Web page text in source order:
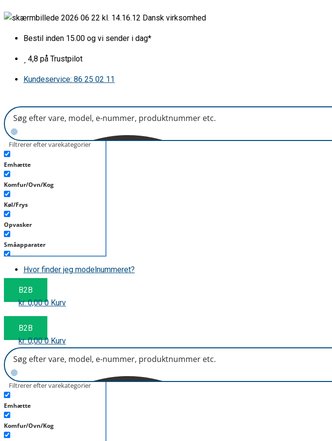
til
Dansk virksomhed
Bestil inden 15.00 og vi sender i dag*
4,8 på Trustpilot
Kundeservice: 86 25 02 11
Filtrerer efter varekategorier
Emhætte
Komfur/Ovn/Kog
Køl/Frys
Opvasker
Småapparater
Støvsuger
Tilbehør/Plejemidler
Vaskemaskine
Hvor finder jeg modelnummeret?
B2B
kr.0,00 0 Kurv
B2B
kr.0,00 0 Kurv
Filtrerer efter varekategorier
Emhætte
Komfur/Ovn/Kog
hvid